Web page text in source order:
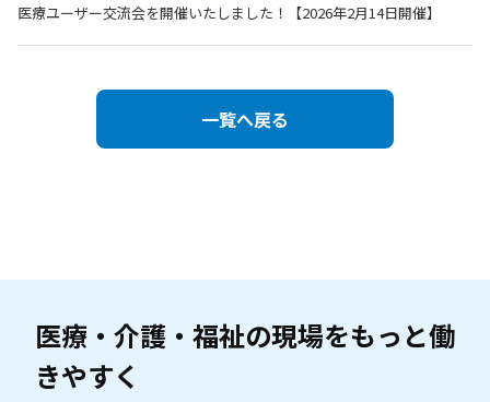
医療ユーザー交流会を開催いたしました！【2026年2月14日開催】
一覧へ戻る
医療・介護・福祉の現場をもっと働
きやすく